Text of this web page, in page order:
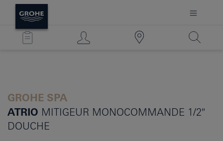
GROHE SPA
ATRIO MITIGEUR MONOCOMMANDE 1/2″
DOUCHE